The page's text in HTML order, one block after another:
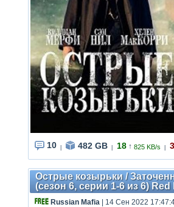
10 482 GB 18 ↑ 825 KB/s 3
Острые козырьки /
(сезон 6, серии 1-6 из 6)
Russian Mafia | 14 Сен 2022